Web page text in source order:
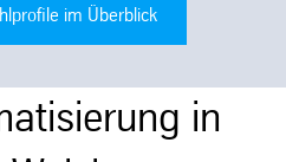
im Überblick
in